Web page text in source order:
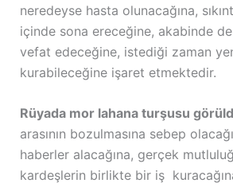
neredeyse hasta olunacağına,
içinde sona ereceğine, akabinde
vefat edeceğine, istediği zaman
kurabileceğine işaret etmektedir.
Rüyada mor lahana turşusu
arasının bozulmasına sebep
haberler alacağına, gerçek
kardeşlerin birlikte bir iş